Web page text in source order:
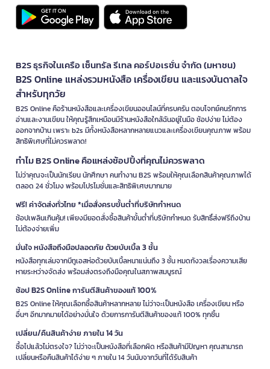
B2S ธุรกิจในเครือ เซ็นทรัล รีเทล คอร์ปอเรชั่น จำกัด (มหาชน)
B2S Online แหล่งรวมหนังสือ เครื่องเขียน และแรงบันดาลใจ
สำหรับทุกวัย
B2S Online คือร้านหนังสือและเครื่องเขียนออนไลน์ที่ครบครัน ตอบโจทย์คนรักการ
อ่านและงานเขียน ให้คุณรู้สึกเหมือนมีร้านหนังสือใกล้ฉันอยู่ในมือ ช้อปง่าย ไม่ต้อง
ออกจากบ้าน เพราะ b2s มีทั้งหนังสือหลากหลายแนวและเครื่องเขียนคุณภาพ พร้อม
สิทธิพิเศษที่ไม่ควรพลาด!
ทำไม B2S Online คือแหล่งช้อปปิ้งที่คุณไม่ควรพลาด
ไม่ว่าคุณจะเป็นนักเรียน นักศึกษา คนทำงาน B2S พร้อมให้คุณเลือกสินค้าคุณภาพได้
ตลอด 24 ชั่วโมง พร้อมโปรโมชั่นและสิทธิพิเศษมากมาย
ฟรี! ค่าจัดส่งทั่วไทย *เมื่อสั่งครบขั้นต่ำที่บริษัทกำหนด
ช้อปเพลินเกินคุ้ม! เพียงมียอดสั่งซื้อสินค้าขั้นต่ำที่บริษัทกำหนด รับสิทธิ์ส่งฟรีถึงบ้าน
ไม่ต้องจ่ายเพิ่ม
มั่นใจ หนังสือถึงมือปลอดภัย ด้วยบับเบิ้ล 3 ชั้น
หนังสือทุกเล่มจากบีทูเอสห่อด้วยบับเบิ้ลหนาแน่นถึง 3 ชั้น หมดกังวลเรื่องความเสีย
หายระหว่างจัดส่ง พร้อมส่งตรงถึงมือคุณในสภาพสมบูรณ์
ช้อป B2S Online การันตีสินค้าของแท้ 100%
B2S Online ให้คุณเลือกซื้อสินค้าหลากหลาย ไม่ว่าจะเป็นหนังสือ เครื่องเขียน หรือ
อื่นๆ อีกมากมายได้อย่างมั่นใจ ด้วยการการันตีสินค้าของแท้ 100% ทุกชิ้น
เปลี่ยน/คืนสินค้าง่าย ภายใน 14 วัน
ซื้อไปแล้วไม่ตรงใจ? ไม่ว่าจะเป็นหนังสือที่เลือกผิด หรือสินค้ามีปัญหา คุณสามารถ
เปลี่ยนหรือคืนสินค้าได้ง่าย ๆ ภายใน 14 วันนับจากวันที่ได้รับสินค้า